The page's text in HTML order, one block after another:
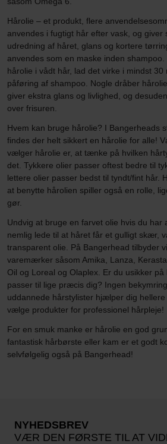
Hårolie – et produkt, flere
anvendes i fugtigt hår efter vask, og giver
udredning af håret, glans og kortere
anvendes som en maske inden
hårolie i vådt hår, lad det virke i mindst
påføring af shampoo. Nogle dråber
giver ekstra glans og livlighed, og
over frisuren.
Hvem kan bruge hårolie? I Bangerheads
findes der helt sikkert en hårolie for alle!
vælger hårolie er, at tænke på hvilken
det. Tykkere olier passer oftest bedre til
lettere olier passer bedst til tyndt/fint hår.
at benytte hårolien spiller også en rolle,
gør.
Undvig at bruge en farvet olie hvis du har
nemlig lede til at håret får et gulligt skær,
transparent olie. På Bangerhead tilbyder
varemærker såsom Amika, Lanza,
Oil og Loreal og Olaplex. Er du usikker
passer til lige præcis dig? Ingen
uddannede hårstylister hjælper dig
vælge produkter for professionel hårpleje!
For en smuk manke er hårolie en god
fantastisk hårbørste eller kam er et godt
selvfølgelig også på Bangerhead!
NYHEDSBREV
VÆR DEN FØRSTE TIL AT